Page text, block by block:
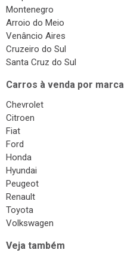
Montenegro
Arroio do Meio
Venâncio Aires
Cruzeiro do Sul
Santa Cruz do Sul
Carros à venda por marca
Chevrolet
Citroen
Fiat
Ford
Honda
Hyundai
Peugeot
Renault
Toyota
Volkswagen
Veja também